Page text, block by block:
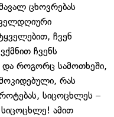
ცხოვრებას
ჩვენ
ჩვენს
და როგორც სამოთხეში,
რას
სიცოცხლეს –
ამით